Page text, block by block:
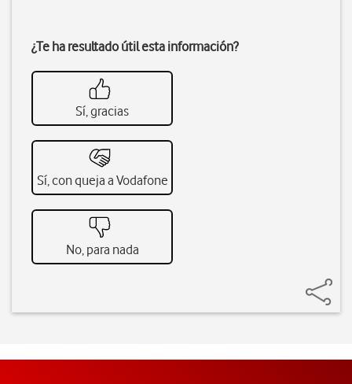
¿Te ha resultado útil esta información?
Sí, gracias
Sí, con queja a Vodafone
No, para nada